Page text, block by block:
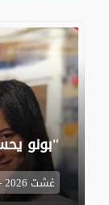
بونو يحسم الجدل ويؤكد: "ليس لدي زوجة"
05 غشت 2026 - 15:20